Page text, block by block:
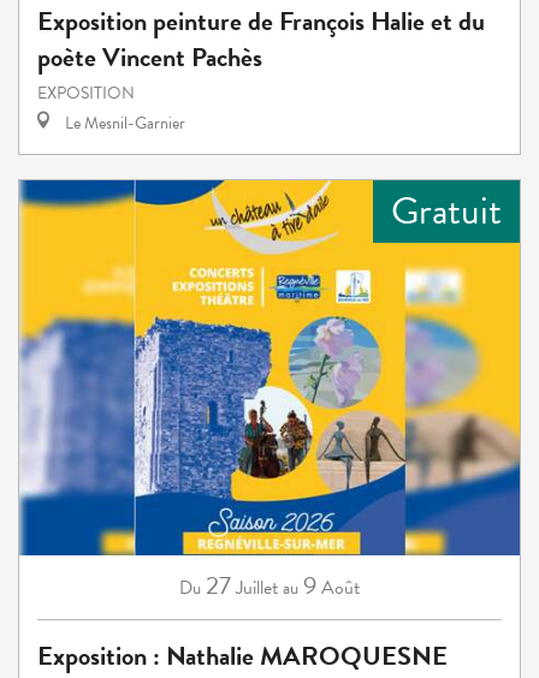
Exposition peinture de François Halie et du
poète Vincent Pachès
EXPOSITION
Le Mesnil-Garnier
Gratuit
Du 27Juilletau9Août
Exposition : Nathalie MAROQUESNE